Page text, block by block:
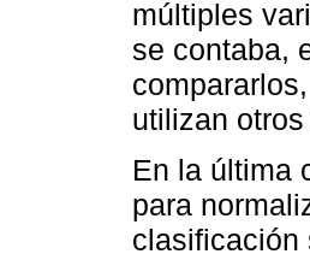
múltiples
se contaba,
utilizan
En la última
para
clasificación